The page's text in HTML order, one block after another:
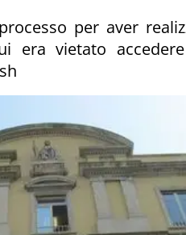
per aver
era vietato